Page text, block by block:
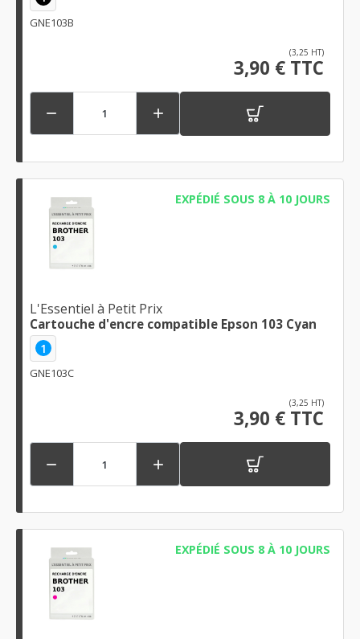
GNE103B
(3,25 HT)
3,90 € TTC
 
EXPÉDIÉ SOUS 8 À 10 JOURS
L'Essentiel à Petit Prix
Cartouche d'encre compatible Epson 103 Cyan
1
GNE103C
(3,25 HT)
3,90 € TTC
 
EXPÉDIÉ SOUS 8 À 10 JOURS